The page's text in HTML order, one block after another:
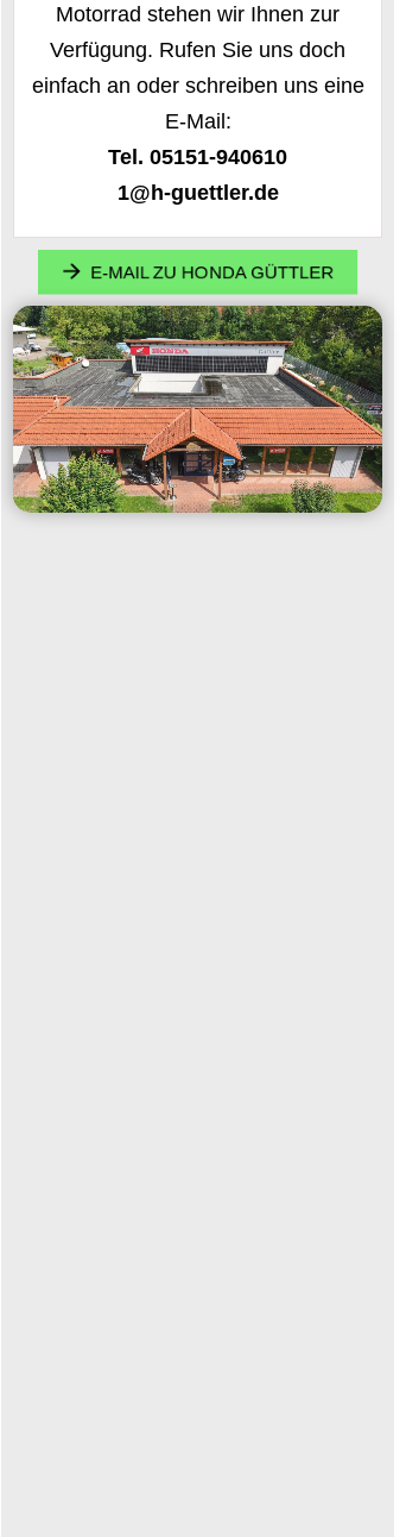
Motorrad stehen wir Ihnen zur
Verfügung. Rufen Sie uns doch
einfach an oder schreiben uns eine
E-Mail:
Tel. 05151-940610
1@h-guettler.de
E-MAIL ZU HONDA GÜTTLER